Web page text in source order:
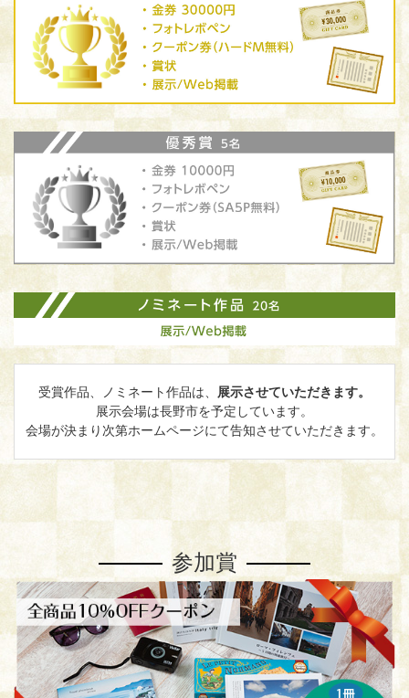
受賞作品、ノミネート作品は、
展示させていただきます。
展示会場は長野市を予定しています。
会場が決まり次第ホームページにて告知させていただきます。
参加賞